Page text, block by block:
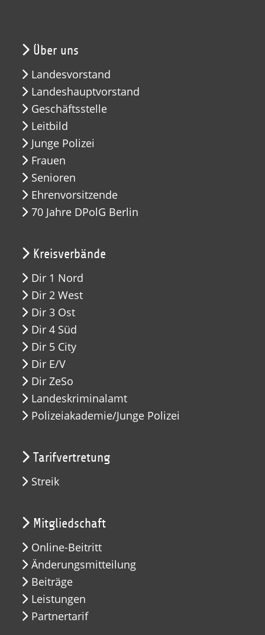
Über uns
Landesvorstand
Landeshauptvorstand
Geschäftsstelle
Leitbild
Junge Polizei
Frauen
Senioren
Ehrenvorsitzende
70 Jahre DPolG Berlin
Kreisverbände
Dir 1 Nord
Dir 2 West
Dir 3 Ost
Dir 4 Süd
Dir 5 City
Dir E/V
Dir ZeSo
Landeskriminalamt
Polizeiakademie/Junge Polizei
Tarifvertretung
Streik
Mitgliedschaft
Online-Beitritt
Änderungsmitteilung
Beiträge
Leistungen
Partnertarif